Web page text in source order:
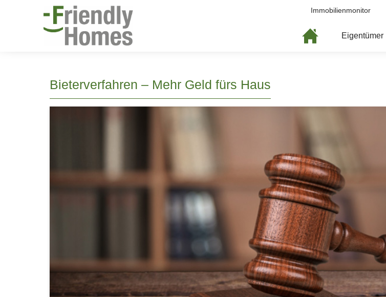
Immobilienmonitor
Eigentümer
Bieterverfahren – Mehr Geld fürs Haus